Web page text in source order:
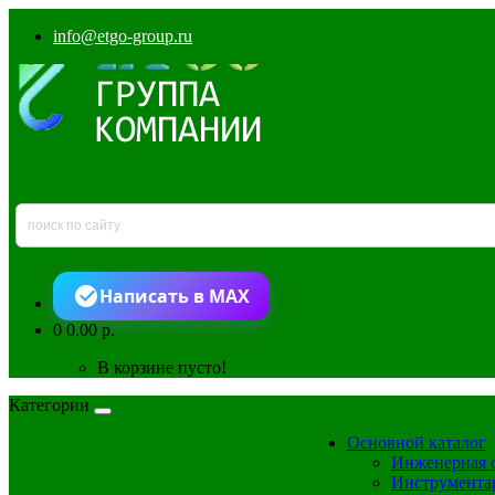
info@etgo-group.ru
Написать в MAX
00.00 р.
В корзине пусто!
Категории
Основной каталог
Инженерная